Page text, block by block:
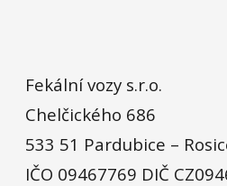
Fekální vozy s.r.o.
Chelčického 686
533 51 Pardubice –
IČO 09467769 DIČ